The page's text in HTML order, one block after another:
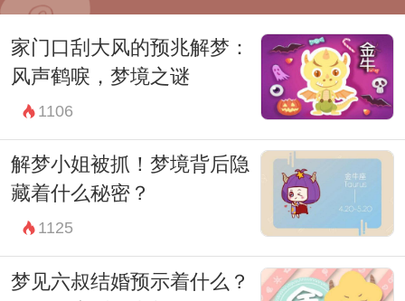
金龟的梦境预示的含义可能因人而异，需要
结合具体情况进行综合解读。
总的来说，河边钓到金龟的预兆往往被视为
吉祥之兆，预示着好运、财富和幸福将会降
临。然而，梦境的解读需要因人而异，结合
具体情况进行综合分析，才能更准确地理解
其中的含义。
家门口刮大风的预兆解梦：
风声鹤唳，梦境之谜
1106
解梦小姐被抓！梦境背后隐
藏着什么秘密？
1125
梦见六叔结婚预示着什么？